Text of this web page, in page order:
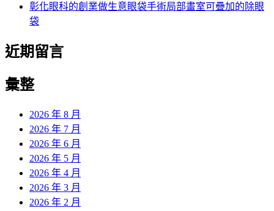
彰化眼科的創業做生意眼袋手術局部畫室可疊加的除眼
袋
近期留言
彙整
2026 年 8 月
2026 年 7 月
2026 年 6 月
2026 年 5 月
2026 年 4 月
2026 年 3 月
2026 年 2 月